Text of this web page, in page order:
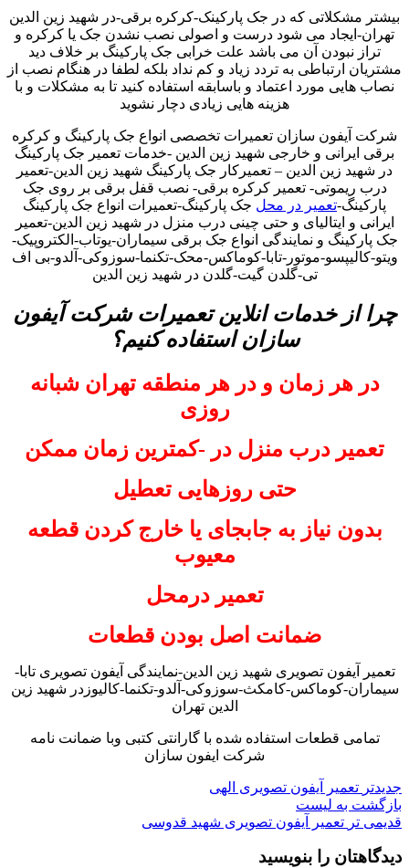
بیشتر مشکلاتی که در جک پارکینک-کرکره برقی-در شهید زین الدین
تهران-ایجاد می شود درست و اصولی نصب نشدن جک یا کرکره و
تراز نبودن آن می باشد علت خرابی جک پارکینگ بر خلاف دید
مشتریان ارتباطی به تردد زیاد و کم نداد بلکه لطفا در هنگام نصب از
نصاب هایی مورد اعتماد و باسابقه استفاده کنید تا به مشکلات و با
هزینه هایی زیادی دچار نشوید
شرکت آیفون سازان تعمیرات تخصصی انواع جک پارکینگ و کرکره
برقی ایرانی و خارجی شهید زین الدین -خدمات تعمیر جک پارکینگ
در شهید زین الدین – تعمیرکار جک پارکینگ شهید زین الدین-تعمیر
درب ریموتی- تعمیر کرکره برقی- نصب قفل برقی بر روی جک
پارکینگ-تعمیر در محل جک پارکینگ-تعمیرات انواع جک پارکینگ
ایرانی و ایتالیای و حتی چینی درب منزل در شهید زین الدین-تعمیر
جک پارکینگ و نمایندگی انواع جک برقی سیماران-یوتاب-الکتروپیک-
ویتو-کالیپسو-موتور-تابا-کوماکس-محک-تکنما-سوزوکی-آلدو-بی اف
تی-گلدن گیت-گلدن در شهید زین الدین
چرا از خدمات انلاین تعمیرات شرکت آیفون
سازان استفاده کنیم؟
در هر زمان و در هر منطقه تهران شبانه
روزی
تعمیر درب منزل در -کمترین زمان ممکن
حتی روزهایی تعطیل
بدون نیاز به جابجای یا خارج کردن قطعه
معیوب
تعمیر درمحل
ضمانت اصل بودن قطعات
تعمیر آیفون تصویری شهید زین الدین-نمایندگی آیفون تصویری تابا-
سیماران-کوماکس-کامکث-سوزوکی-آلدو-تکنما-کالیوزدر شهید زین
الدین تهران
تمامی قطعات استفاده شده با گارانتی کتبی وبا ضمانت نامه
شرکت ایفون سازان
جدیدتر تعمیر آیفون تصویری الهی
بازگشت به لیست
قدیمی تر تعمیر آیفون تصویری شهید قدوسی
دیدگاهتان را بنویسید